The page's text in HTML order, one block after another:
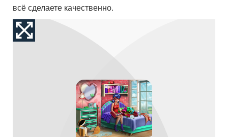
всё сделаете качественно.